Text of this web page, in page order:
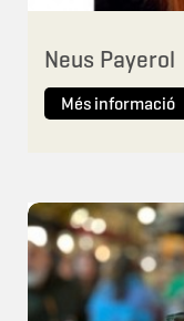
Neus Payerol
Més informació